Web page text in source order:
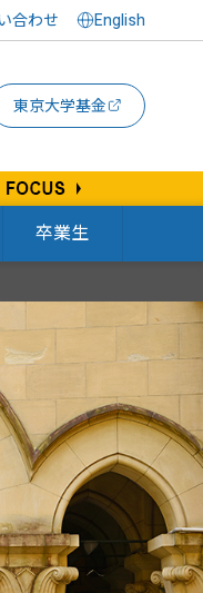
合わせ English
東京大学基金
卒業生